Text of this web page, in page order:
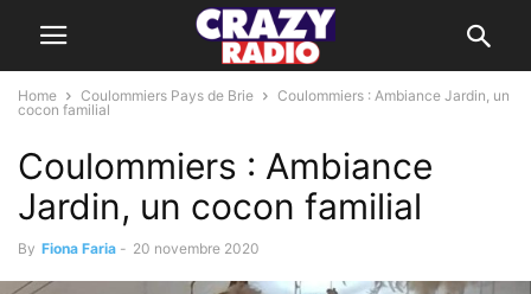
Home Coulommiers Pays de Brie
Coulommiers : Ambiance Jardin, un
cocon familial
Coulommiers : Ambiance
Jardin, un cocon familial
By Fiona Faria - 20 novembre 2020